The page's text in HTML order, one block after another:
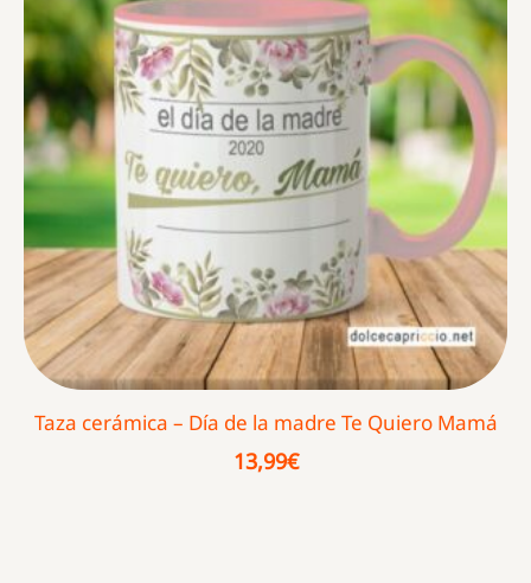
Taza cerámica – Día de la madre Te Quiero Mamá
13,99€